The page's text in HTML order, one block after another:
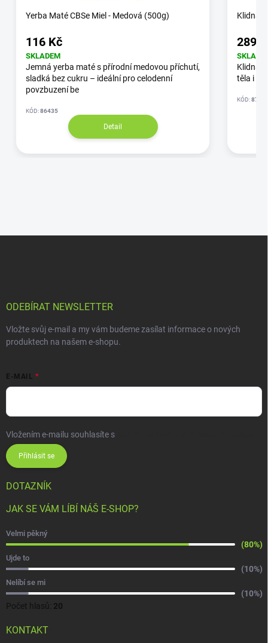
Yerba Maté CBSe Miel - Medová (500g)
116 Kč
SKLADEM
Jemná yerba maté s přírodní medovou příchutí,
sladká bez cukru – ideální pro celodenní
povzbuzení be
KÓD:86435
Detail
Klidná
289
Klidná
těla i
KÓD:87/
ODEBÍRAT NEWSLETTER
Vložte svůj e-mail a my vám budeme zasílat informace o nových
produktech na našem e-shopu.
E-MAIL
Vložením e-mailu souhlasíte s
Přihlásit se
DOTAZNÍK
JAK SE VÁM LÍBÍ NÁŠ E-SHOP?
Velmi pěkný
(80%)
Ujde to
(10%)
Nelíbí se mi
(10%)
Počet hlasů: 20
KONTAKT